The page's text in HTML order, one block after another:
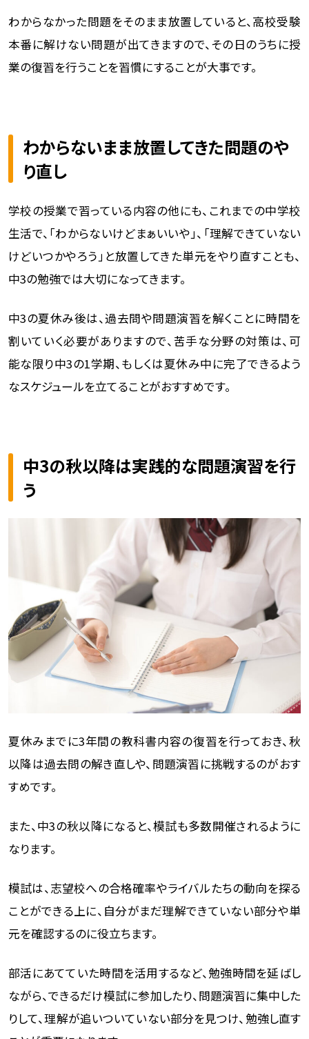
わからなかった問題をそのまま放置していると、高校受験
本番に解けない問題が出てきますので、その日のうちに授
業の復習を行うことを習慣にすることが大事です。
わからないまま放置してきた問題のや
り直し
学校の授業で習っている内容の他にも、これまでの中学校
生活で、「わからないけどまぁいいや」、「理解できていない
けどいつかやろう」と放置してきた単元をやり直すことも、
中3の勉強では大切になってきます。
中3の夏休み後は、過去問や問題演習を解くことに時間を
割いていく必要がありますので、苦手な分野の対策は、可
能な限り中3の1学期、もしくは夏休み中に完了できるよう
なスケジュールを立てることがおすすめです。
中3の秋以降は実践的な問題演習を行
う
夏休みまでに3年間の教科書内容の復習を行っておき、秋
以降は過去問の解き直しや、問題演習に挑戦するのがおす
すめです。
また、中3の秋以降になると、模試も多数開催されるように
なります。
模試は、志望校への合格確率やライバルたちの動向を探る
ことができる上に、自分がまだ理解できていない部分や単
元を確認するのに役立ちます。
部活にあてていた時間を活用するなど、勉強時間を延ばし
ながら、できるだけ模試に参加したり、問題演習に集中した
りして、理解が追いついていない部分を見つけ、勉強し直す